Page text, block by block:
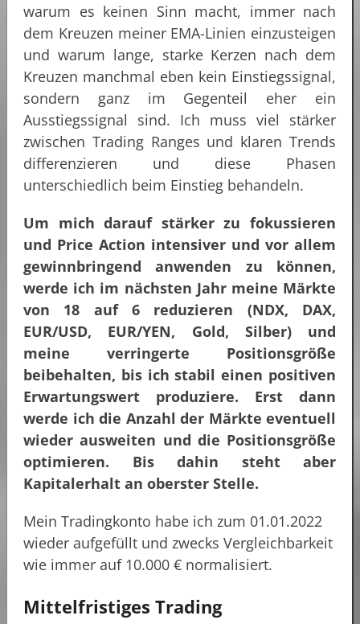
warum es keinen Sinn macht, immer nach
dem Kreuzen meiner EMA-Linien einzusteigen
und warum lange, starke Kerzen nach dem
Kreuzen manchmal eben kein Einstiegssignal,
sondern ganz im Gegenteil eher ein
Ausstiegssignal sind. Ich muss viel stärker
zwischen Trading Ranges und klaren Trends
differenzieren und diese Phasen
unterschiedlich beim Einstieg behandeln.
Um mich darauf stärker zu fokussieren
und Price Action intensiver und vor allem
gewinnbringend anwenden zu können,
werde ich im nächsten Jahr meine Märkte
von 18 auf 6 reduzieren (NDX, DAX,
EUR/USD, EUR/YEN, Gold, Silber) und
meine verringerte Positionsgröße
beibehalten, bis ich stabil einen positiven
Erwartungswert produziere. Erst dann
werde ich die Anzahl der Märkte eventuell
wieder ausweiten und die Positionsgröße
optimieren. Bis dahin steht aber
Kapitalerhalt an oberster Stelle.
Mein Tradingkonto habe ich zum 01.01.2022
wieder aufgefüllt und zwecks Vergleichbarkeit
wie immer auf 10.000 € normalisiert.
Mittelfristiges Trading